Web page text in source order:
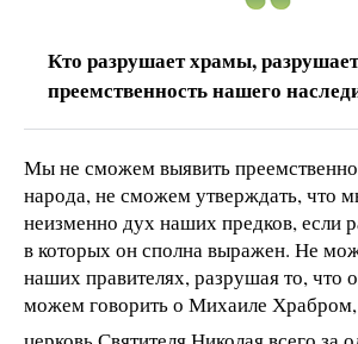
Кто разрушает храмы,
преемственность нашего
Мы не сможем выявить
народа, не сможем утверждать, что
неизменно дух наших предков, если
в которых он сполна выражен. Не
наших правителях, разрушая то, что
можем говорить о Михаиле